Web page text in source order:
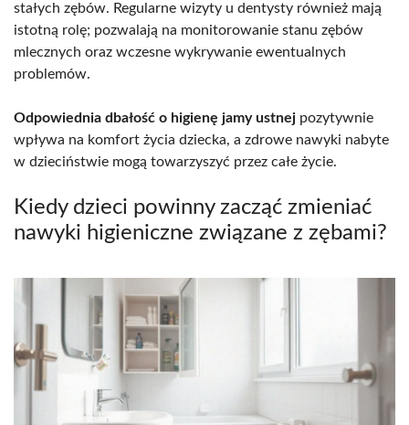
stałych zębów. Regularne wizyty u dentysty również mają
istotną rolę; pozwalają na monitorowanie stanu zębów
mlecznych oraz wczesne wykrywanie ewentualnych
problemów.
Odpowiednia dbałość o higienę jamy ustnej pozytywnie
wpływa na komfort życia dziecka, a zdrowe nawyki nabyte
w dzieciństwie mogą towarzyszyć przez całe życie.
Kiedy dzieci powinny zacząć zmieniać
nawyki higieniczne związane z zębami?